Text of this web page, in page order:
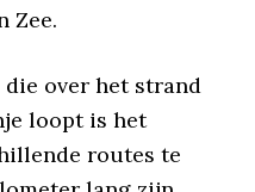
Zee.
over het strand
loopt is het
routes te